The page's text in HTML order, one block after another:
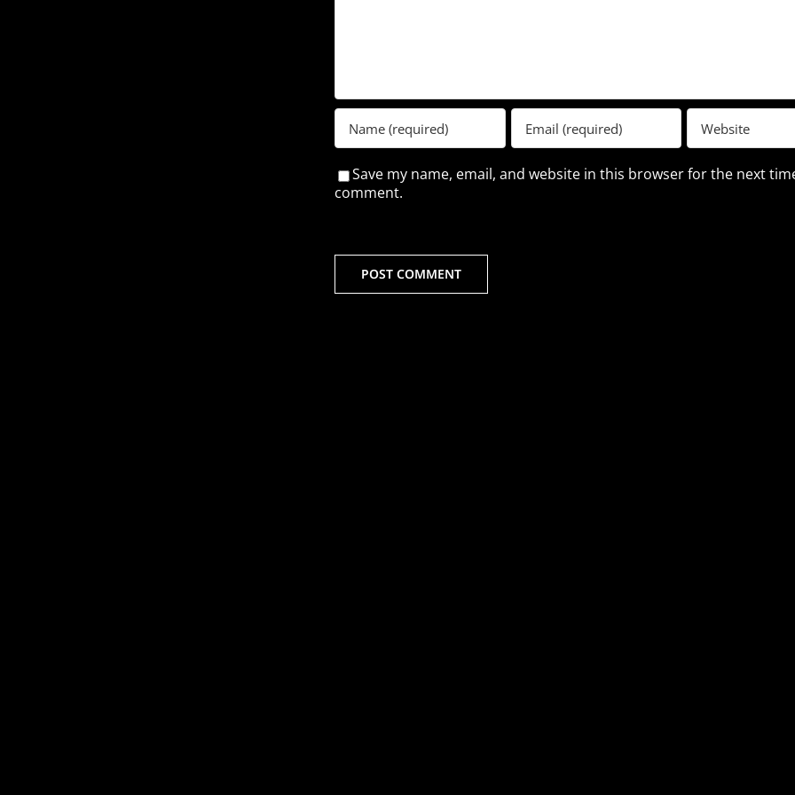
Save my name, email, and website in this browser for the next
comment.